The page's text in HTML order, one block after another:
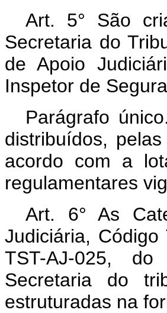
Art. 5° São
Secretaria do
de Apoio
Inspetor de
Parágrafo
distribuídos,
acordo com a
regulamentares
Art. 6° As
Judiciária,
TST-AJ-025,
Secretaria do
estruturadas na